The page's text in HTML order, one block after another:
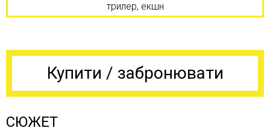
трилер, екшн
Купити / забронювати
СЮЖЕТ